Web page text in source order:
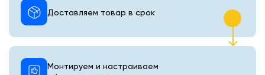
Монтируем и настраиваем
Доставляем товар в срок